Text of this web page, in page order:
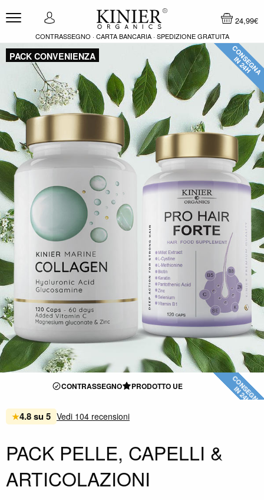
Salta al contenuto
Multiproduct store
24,99€
CONTRASSEGNO · CARTA BANCARIA · SPEDIZIONE GRATUITA
PACK CONVENIENZA CONSEGNA
IN 24H
CONTRASSEGNO PRODOTTO UE CONSEGNA
IN 24H
★4.8 su 5 Vedi 104 recensioni
PACK PELLE, CAPELLI &
ARTICOLAZIONI